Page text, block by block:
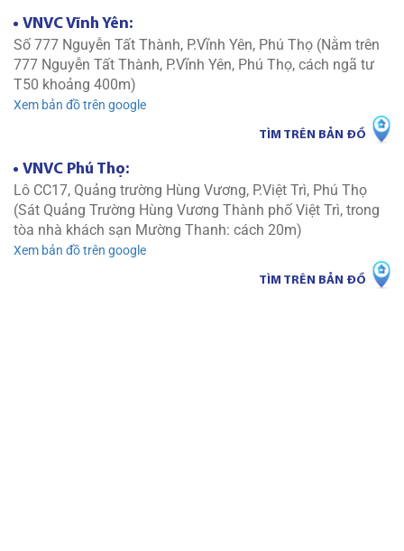
VNVC Vĩnh Yên:
Số 777 Nguyễn Tất Thành, P.Vĩnh Yên, Phú Thọ (Nằm trên
777 Nguyễn Tất Thành, P.Vĩnh Yên, Phú Thọ, cách ngã tư
T50 khoảng 400m)
Xem bản đồ trên google
TÌM TRÊN BẢN ĐỒ
VNVC Phú Thọ:
Lô CC17, Quảng trường Hùng Vương, P.Việt Trì, Phú Thọ
(Sát Quảng Trường Hùng Vương Thành phố Việt Trì, trong
tòa nhà khách sạn Mường Thanh: cách 20m)
Xem bản đồ trên google
TÌM TRÊN BẢN ĐỒ